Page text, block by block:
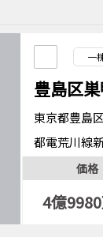
一
豊島区巣
東京都豊島
都電荒川線
都営三田線
山手線巣鴨
価格
4億